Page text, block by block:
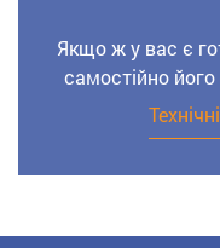
Якщо ж у вас є
самостійно